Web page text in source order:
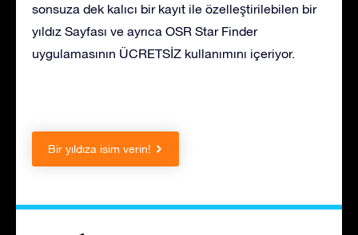
sonsuza dek kalıcı bir kayıt ile özelleştirilebilen bir
yıldız Sayfası ve ayrıca OSR Star Finder
uygulamasının ÜCRETSİZ kullanımını içeriyor.
Bir yıldıza isim verin!